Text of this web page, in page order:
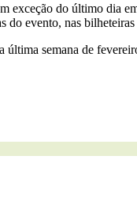
exceção do último dia
do evento, nas
semana de